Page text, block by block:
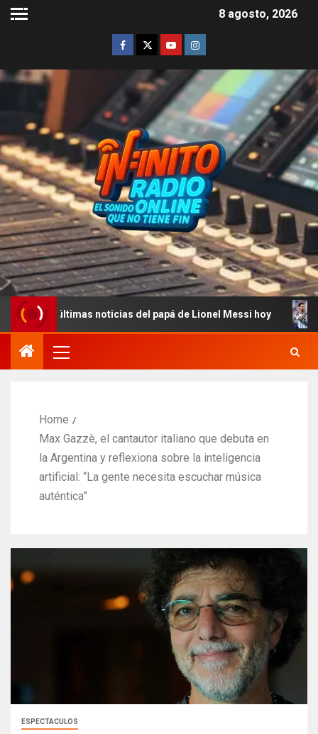
8 agosto, 2026
noticias del papá de Lionel Messi hoy La
Home
Max Gazzè, el cantautor italiano que debuta en
la Argentina y reflexiona sobre la inteligencia
artificial: “La gente necesita escuchar música
auténtica”
ESPECTACULOS